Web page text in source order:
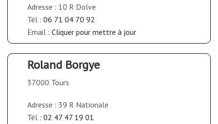
Adresse : 10 R Dolve
Tél : 06 71 04 70 92
Email : Cliquer pour mettre à jour
Roland Borgye
37000 Tours
Adresse : 39 R Nationale
Tél : 02 47 47 19 01